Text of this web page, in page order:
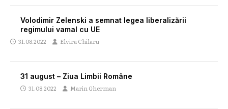
Volodimir Zelenski a semnat legea liberalizării
regimului vamal cu UE
31.08.2022 Elvira Chilaru
31 august – Ziua Limbii Române
31.08.2022 Marin Gherman